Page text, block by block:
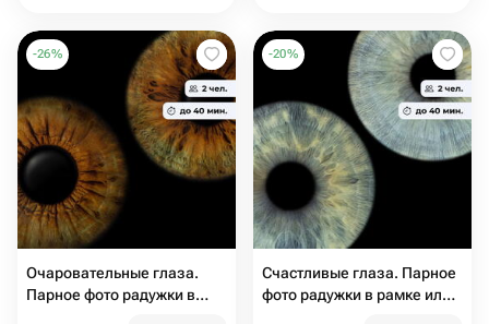
-26%
Очаровательные глаза.
Парное фото радужки в
-20%
Счастливые глаза. Парное
фото радужки в рамке или